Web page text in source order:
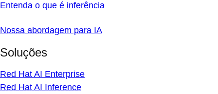
Entenda o que é inferência
Nossa abordagem para IA
Soluções
Red Hat AI Enterprise
Red Hat AI Inference